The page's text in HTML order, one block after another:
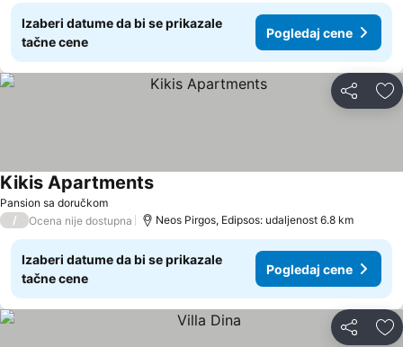
Izaberi datume da bi se prikazale
tačne cene
Pogledaj cene
Deli
Pansion sa doručkom
Kikis Apartments
/ Ocena nije dostupna Neos Pirgos, Edipsos: udaljenost 6.8 km
Izaberi datume da bi se prikazale
tačne cene
Pogledaj cene
Deli